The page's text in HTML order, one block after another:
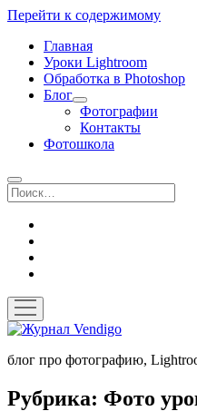
Перейти к содержимому
Главная
Уроки Lightroom
Обработка в Photoshop
Блог
открыть
выпадающее
меню
Фотографии
Контакты
Фотошкола
Поиск
открыть
меню
Журнал
блог про фотографию,
Рубрика: Фото